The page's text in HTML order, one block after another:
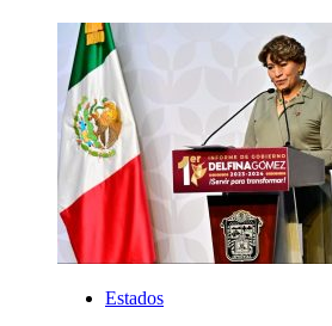
Estados